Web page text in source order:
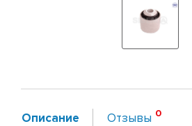
Описание Отзывы